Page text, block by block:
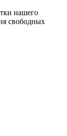
нашего
свободных